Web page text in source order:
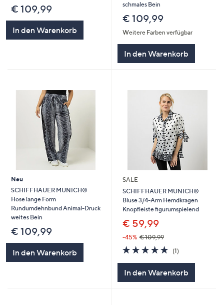
€ 109,99
In den Warenkorb
schmales Bein
€ 109,99
Weitere Farben verfügbar
In den Warenkorb
Neu
SCHIFFHAUER MUNICH®
Hose lange Form
Rundumdehnbund Animal-Druck
weites Bein
€ 109,99
In den Warenkorb
SALE
SCHIFFHAUER MUNICH®
Bluse 3/4-Arm Hemdkragen
Knopfleiste figurumspielend
€ 59,99
-45% € 109,99
5.0
von
(1)1
In den Warenkorb